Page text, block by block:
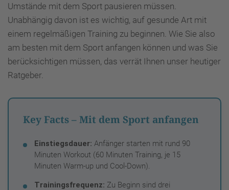
Umstände mit dem Sport pausieren müssen.
Unabhängig davon ist es wichtig, auf gesunde Art mit
einem regelmäßigen Training zu beginnen. Wie Sie also
am besten mit dem Sport anfangen können und was Sie
berücksichtigen müssen, das verrät Ihnen unser heutiger
Ratgeber.
Key Facts – Mit dem Sport anfangen
Einstiegsdauer: Anfänger starten mit rund 90
Minuten Workout (60 Minuten Training, je 15
Minuten Warm-up und Cool-Down).
Trainingsfrequenz: Zu Beginn sind drei